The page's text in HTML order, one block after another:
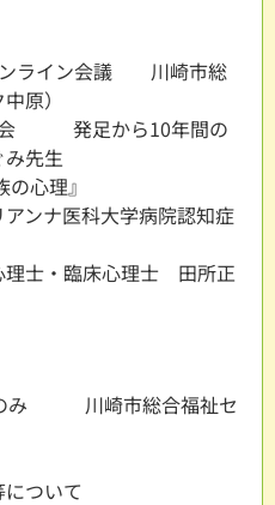
ライン会議 川崎市総
中原）
会 発足から10年間の
先生
心理』
大学病院認知症
心理士 田所正
み 川崎市総合福祉セ
ついて